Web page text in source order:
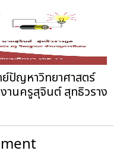
ย์ปัญหาวิทยาศาสตร์
านครูสุจินต์ สุทธิวราง